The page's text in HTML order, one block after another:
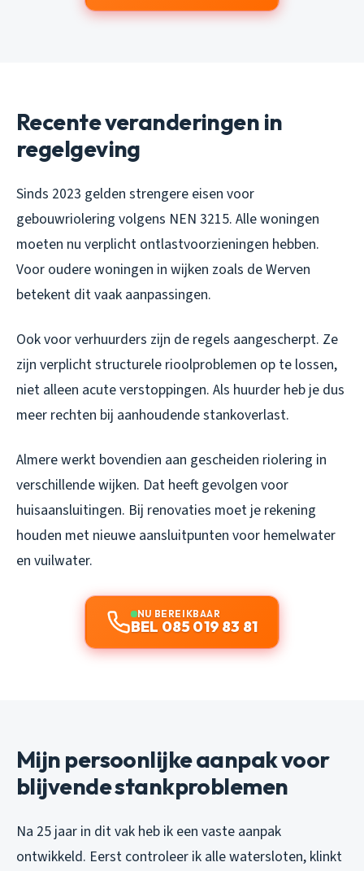
Recente veranderingen in
regelgeving
Sinds 2023 gelden strengere eisen voor
gebouwriolering volgens NEN 3215. Alle woningen
moeten nu verplicht ontlastvoorzieningen hebben.
Voor oudere woningen in wijken zoals de Werven
betekent dit vaak aanpassingen.
Ook voor verhuurders zijn de regels aangescherpt. Ze
zijn verplicht structurele rioolproblemen op te lossen,
niet alleen acute verstoppingen. Als huurder heb je dus
meer rechten bij aanhoudende stankoverlast.
Almere werkt bovendien aan gescheiden riolering in
verschillende wijken. Dat heeft gevolgen voor
huisaansluitingen. Bij renovaties moet je rekening
houden met nieuwe aansluitpunten voor hemelwater
en vuilwater.
NU BEREIKBAAR
BEL 085 019 83 81
Mijn persoonlijke aanpak voor
blijvende stankproblemen
Na 25 jaar in dit vak heb ik een vaste aanpak
ontwikkeld. Eerst controleer ik alle watersloten, klinkt